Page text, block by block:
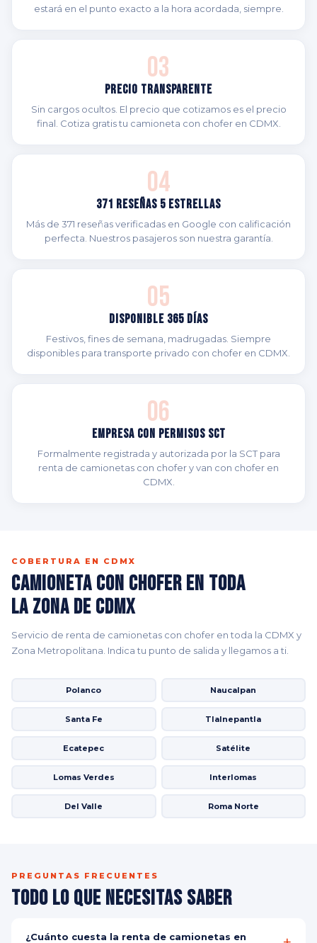
estará en el punto exacto a la hora acordada, siempre.
03
Precio Transparente
Sin cargos ocultos. El precio que cotizamos es el precio
final. Cotiza gratis tu camioneta con chofer en CDMX.
04
371 Reseñas 5 Estrellas
Más de 371 reseñas verificadas en Google con calificación
perfecta. Nuestros pasajeros son nuestra garantía.
05
Disponible 365 Días
Festivos, fines de semana, madrugadas. Siempre
disponibles para transporte privado con chofer en CDMX.
06
Empresa con Permisos SCT
Formalmente registrada y autorizada por la SCT para
renta de camionetas con chofer y van con chofer en
CDMX.
COBERTURA EN CDMX
Camioneta con Chofer en Toda
la Zona de CDMX
Servicio de renta de camionetas con chofer en toda la CDMX y
Zona Metropolitana. Indica tu punto de salida y llegamos a ti.
Polanco Naucalpan
Santa Fe Tlalnepantla
Ecatepec Satélite
Lomas Verdes Interlomas
Del Valle Roma Norte
PREGUNTAS FRECUENTES
Todo lo que Necesitas Saber
¿Cuánto cuesta la renta de camionetas en